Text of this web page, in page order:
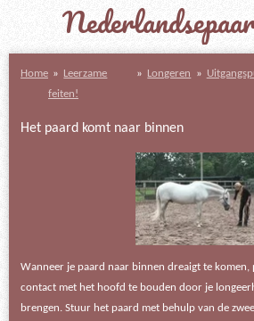
de
hoofdinhoud
Home » Leerzame
feiten!
» Longeren »
Het paard komt naar binnen
Wanneer je paard naar binnen dreaigt te
contact met het hoofd te bouden door je
brengen. Stuur het paard met behulp van de